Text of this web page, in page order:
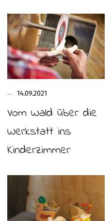
14.09.2021
Vom Wald über die
Werkstatt ins
Kinderzimmer